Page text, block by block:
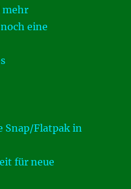
mehr
eine
Snap/Flatpak in
für neue